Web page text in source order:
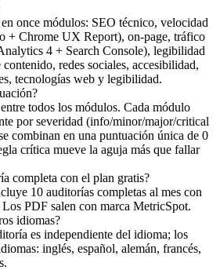
once módulos: SEO técnico, velocidad
+ Chrome UX Report), on-page, tráfico
4 + Search Console), legibilidad
redes sociales, accesibilidad,
tecnologías web y legibilidad.
todos los módulos. Cada módulo
por severidad (info/minor/major/critical
combinan en una puntuación única de 0
crítica mueve la aguja más que fallar
completa con el plan gratis?
10 auditorías completas al mes con
PDF salen con marca MetricSpot.
idiomas?
es independiente del idioma; los
inglés, español, alemán, francés,